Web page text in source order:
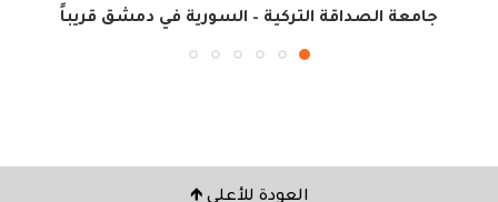
جامعة الصداقة التركية – السورية في دمشق قريباً
العودة للأعلى 🡹